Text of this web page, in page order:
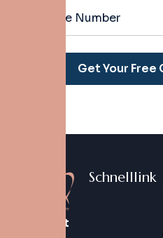
DentX ist
Schnelllink